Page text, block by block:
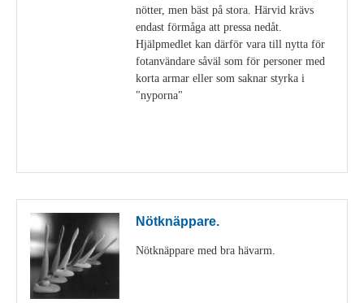
nötter, men bäst på stora. Härvid krävs
endast förmåga att pressa nedåt.
Hjälpmedlet kan därför vara till nytta för
fotanvändare såväl som för personer med
korta armar eller som saknar styrka i
"nyporna"
Nötknäppare.
Nötknäppare med bra hävarm.